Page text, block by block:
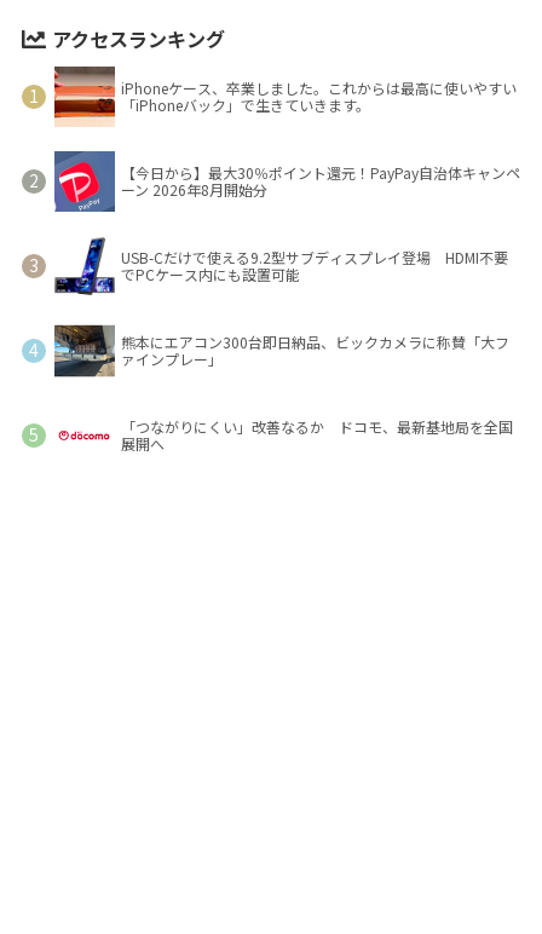
アクセスランキング
iPhoneケース、卒業しました。これからは最高に使いやすい
「iPhoneバック」で生きていきます。
【今日から】最大30％ポイント還元！PayPay自治体キャンペ
ーン 2026年8月開始分
USB-Cだけで使える9.2型サブディスプレイ登場 HDMI不要
でPCケース内にも設置可能
熊本にエアコン300台即日納品、ビックカメラに称賛「大フ
ァインプレー」
「つながりにくい」改善なるか ドコモ、最新基地局を全国
展開へ